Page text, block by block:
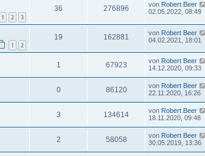
1 2 3
36 276896 von Robert Beer
02.05.2022, 08:49
1 2
19 162881 von Robert Beer
04.02.2021, 18:01
1 67923 von Robert Beer
14.12.2020, 09:33
0 86120 von Robert Beer
22.11.2020, 16:26
3 134614 von Robert Beer
18.11.2020, 09:48
2 58058 von Robert Beer
30.05.2019, 13:36